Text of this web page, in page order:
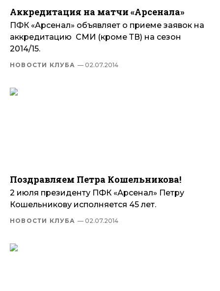
Аккредитация на матчи «Арсенала»
ПФК «Арсенал» объявляет о приеме заявок на
аккредитацию СМИ (кроме ТВ) на сезон
2014/15.
НОВОСТИ КЛУБА — 02.07.2014
Поздравляем Петра Кошельникова!
2 июля президенту ПФК «Арсенал» Петру
Кошельникову исполняется 45 лет.
НОВОСТИ КЛУБА — 02.07.2014